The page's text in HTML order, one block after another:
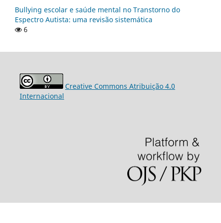
Bullying escolar e saúde mental no Transtorno do
Espectro Autista: uma revisão sistemática
6
Creative Commons Atribuição 4.0
Internacional